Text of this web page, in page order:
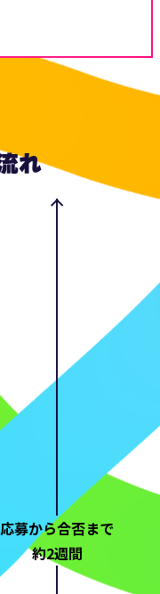
れ
応募から合否まで
約2週間